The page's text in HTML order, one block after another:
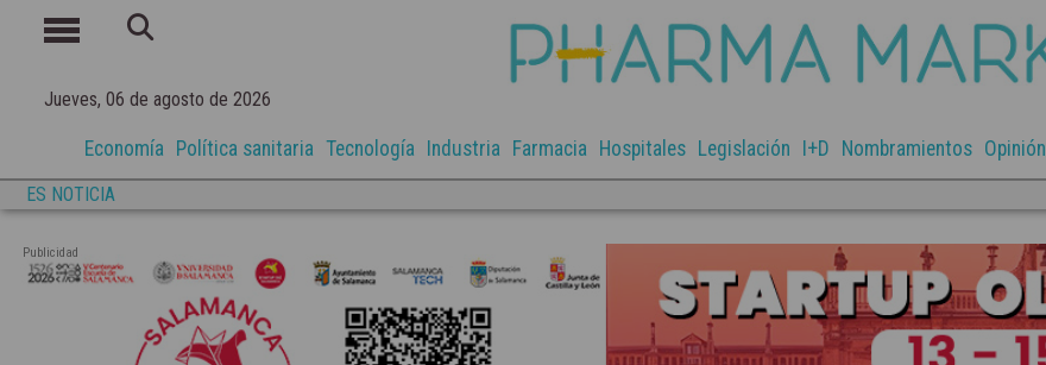
Jueves, 06 de agosto de 2026
Economía Política sanitaria Tecnología Industria Farmacia Hospitales Legislación I+D Nombramientos Opinión
ES NOTICIA
Publicidad